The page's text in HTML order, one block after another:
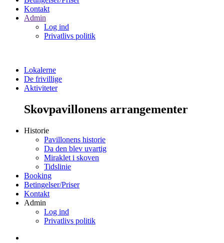
Kontakt
Admin
Log ind
Privatlivs politik
Lokalerne
De frivillige
Aktiviteter
Skovpavillonens arrangementer
Historie
Pavillonens historie
Da den blev uvartig
Miraklet i skoven
Tidslinie
Booking
Betingelser/Priser
Kontakt
Admin
Log ind
Privatlivs politik